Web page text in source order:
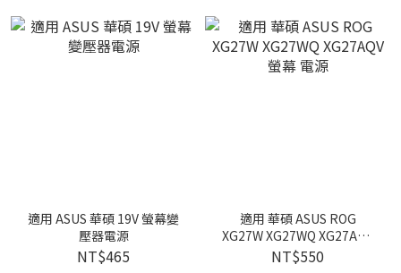
適用 ASUS 華碩 19V 螢幕變
壓器電源
NT$465
適用 華碩 ASUS ROG
XG27W XG27WQ XG27AQV
螢幕 電源
NT$550